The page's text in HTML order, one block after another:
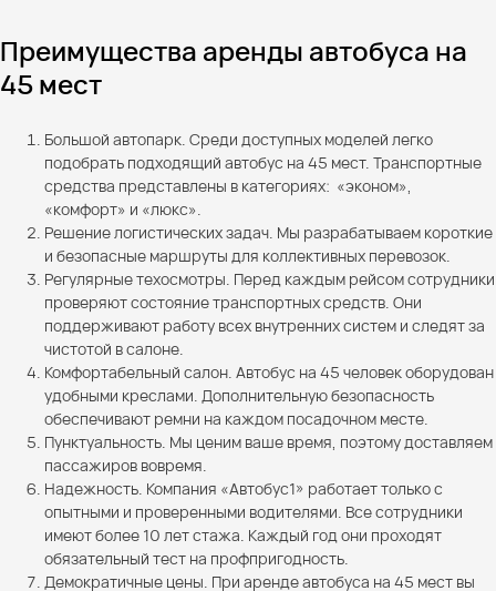
Преимущества аренды автобуса на
45 мест
Большой автопарк. Среди доступных моделей легко
подобрать подходящий автобус на 45 мест. Транспортные
средства представлены в категориях: «эконом»,
«комфорт» и «люкс».
Решение логистических задач. Мы разрабатываем короткие
и безопасные маршруты для коллективных перевозок.
Регулярные техосмотры. Перед каждым рейсом сотрудники
проверяют состояние транспортных средств. Они
поддерживают работу всех внутренних систем и следят за
чистотой в салоне.
Комфортабельный салон. Автобус на 45 человек оборудован
удобными креслами. Дополнительную безопасность
обеспечивают ремни на каждом посадочном месте.
Пунктуальность. Мы ценим ваше время, поэтому доставляем
пассажиров вовремя.
Надежность. Компания «Автобус1» работает только с
опытными и проверенными водителями. Все сотрудники
имеют более 10 лет стажа. Каждый год они проходят
обязательный тест на профпригодность.
Демократичные цены. При аренде автобуса на 45 мест вы